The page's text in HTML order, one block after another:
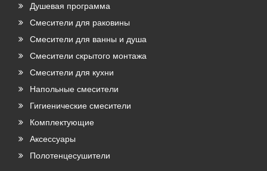
Душевая программа
Смесители для раковины
Смесители для ванны и душа
Смесители скрытого монтажа
Смесители для кухни
Напольные смесители
Гигиенические смесители
Комплектующие
Аксессуары
Полотенцесушители